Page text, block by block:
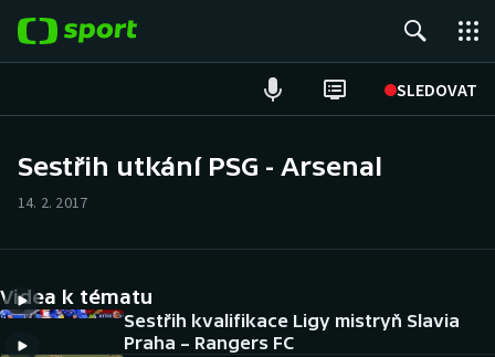
SLEDOVAT
Hokej
Tenis
Atletika
Cyklistika
Sestřih utkání PSG - Arsenal
14. 2. 2017
Videa k tématu
Sestřih kvalifikace Ligy mistryň Slavia
Praha – Rangers FC